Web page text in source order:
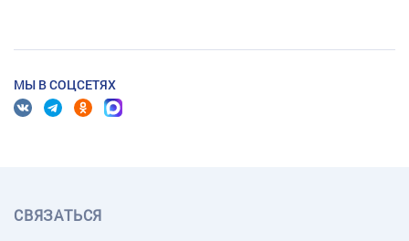
МЫ В СОЦСЕТЯХ
СВЯЗАТЬСЯ